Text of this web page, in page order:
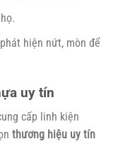
hiện nứt, mòn để
uy tín
cấp linh kiện
thương hiệu uy tín